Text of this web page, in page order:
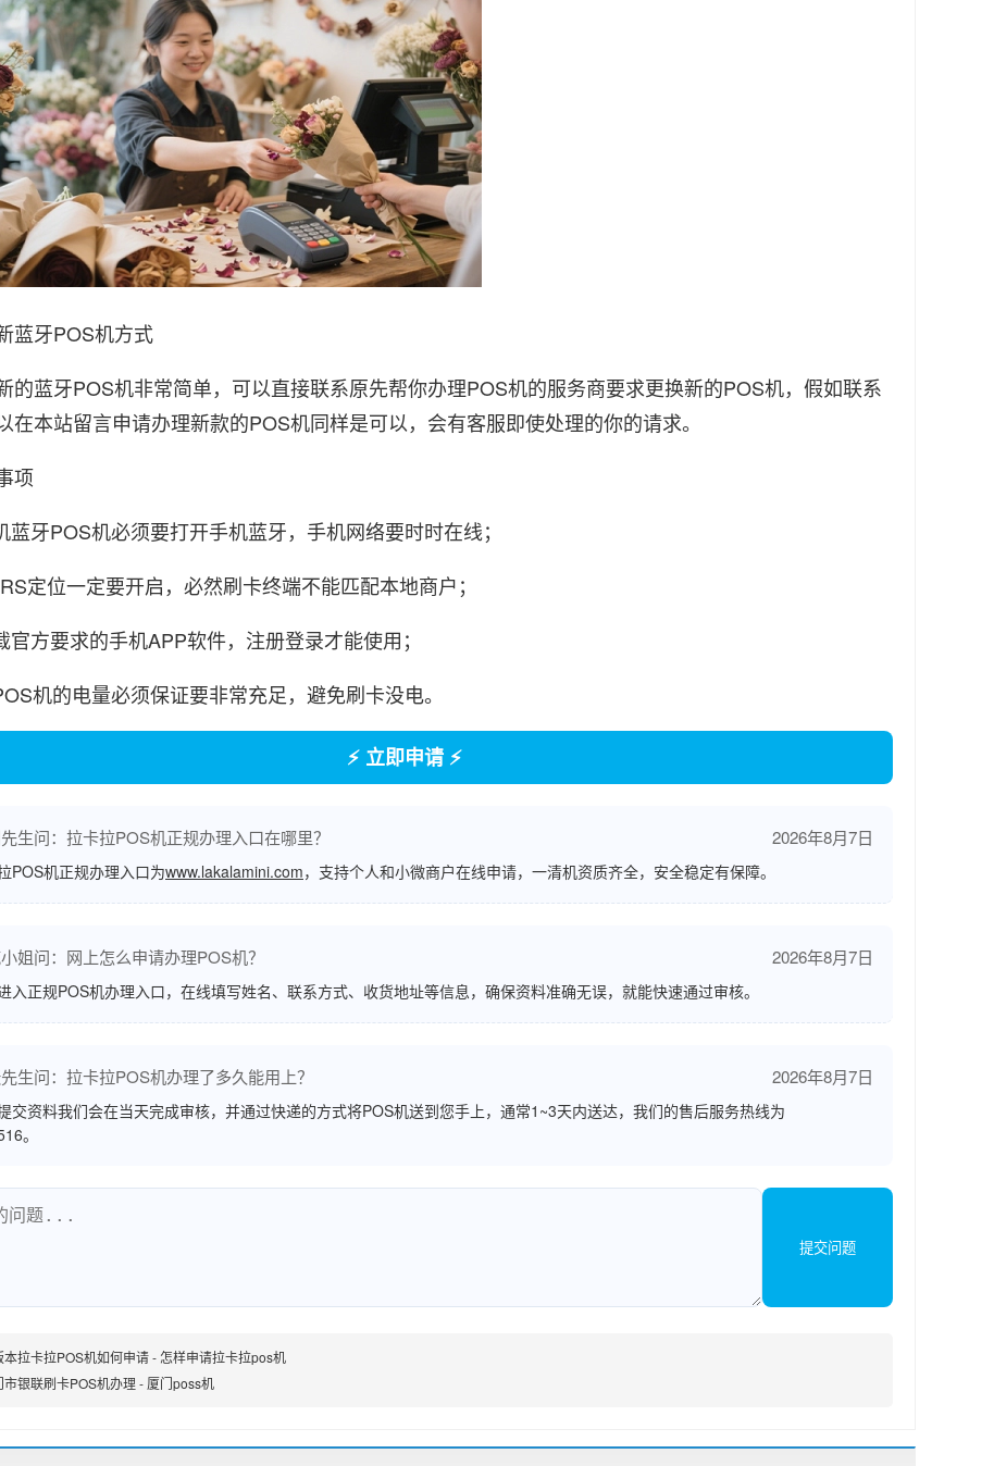
蓝牙POS机方式
的蓝牙POS机非常简单，可以直接联系原先帮你办理POS机的服务商要求更换新的POS机，假如联系
在本站留言申请办理新款的POS机同样是可以，会有客服即使处理的你的请求。
项
蓝牙POS机必须要打开手机蓝牙，手机网络要时时在线；
定位一定要开启，必然刷卡终端不能匹配本地商户；
官方要求的手机APP软件，注册登录才能使用；
机的电量必须保证要非常充足，避免刷卡没电。
⚡ 立即申请 ⚡
生问：拉卡拉POS机正规办理入口在哪里？ 2026年8月7日
POS机正规办理入口为www.lakalamini.com，支持个人和小微商户在线申请，一清机资质齐全，安全稳定有保障。
姐问：网上怎么申请办理POS机？ 2026年8月7日
入正规POS机办理入口，在线填写姓名、联系方式、收货地址等信息，确保资料准确无误，就能快速通过审核。
生问：拉卡拉POS机办理了多久能用上？ 2026年8月7日
交资料我们会在当天完成审核，并通过快递的方式将POS机送到您手上，通常1~3天内送达，我们的售后服务热线为
。
提交问题
本拉卡拉POS机如何申请 - 怎样申请拉卡拉pos机
市银联刷卡POS机办理 - 厦门poss机